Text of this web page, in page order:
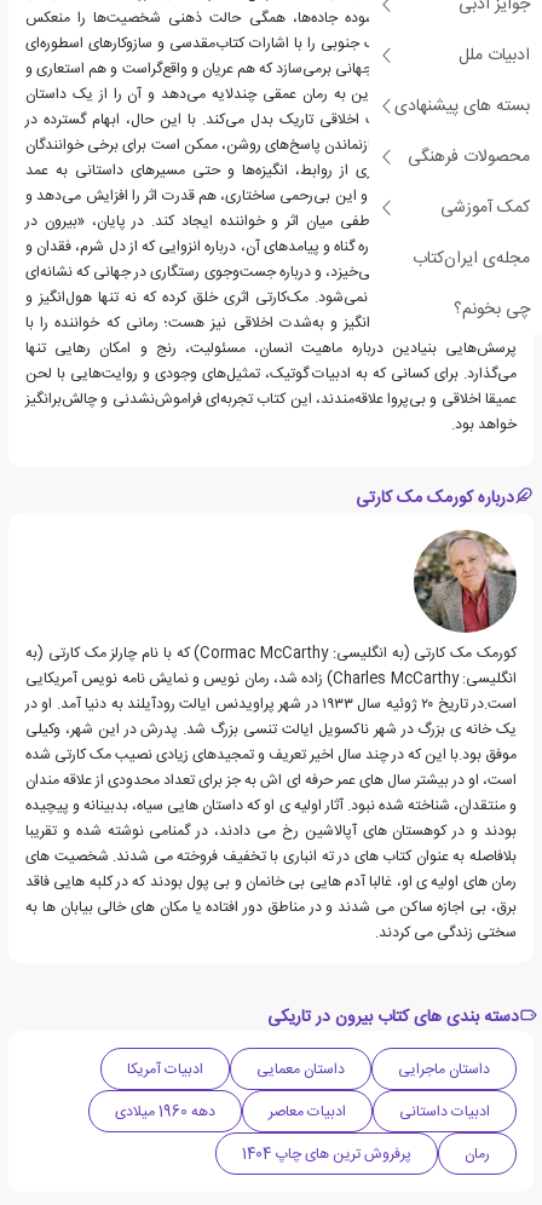
ادبیات ملل
بسته های پیشنهادی
محصولات فرهنگی
کمک آموزشی
مجله‌ی ایران‌کتاب
چی بخونم؟
خاموش و مسیرهای فرسوده جاده‌ها، همگی حالت ذهنی شخصیت‌ها را منعکس
می‌سازند. او عناصر گوتیک جنوبی را با اشارات کتاب‌مقدسی و سازوکارهای اسطوره‌ای
پیوند می‌زند و در نتیجه جهانی برمی‌سازد که هم عریان و واقع‌گراست و هم استعاری و
اسطوره‌ای. این زبان نمادین به رمان عمقی چندلایه می‌دهد و آن را از یک داستان
صرف، به نوعی سرگذشت اخلاقی تاریک بدل می‌کند. با این حال، ابهام گسترده در
سرنوشت شخصیت‌ها و بازنماندن پاسخ‌های روشن، ممکن است برای برخی خوانندگان
چالش‌برانگیز باشد. بسیاری از روابط، انگیزه‌ها و حتی مسیرهای داستانی به عمد
نیمه‌گشوده رها می‌شوند؛ و این بی‌رحمی ساختاری، هم قدرت اثر را افزایش می‌دهد و
هم می‌تواند فاصله‌ای عاطفی میان اثر و خواننده ایجاد کند. در پایان، «بیرون در
تاریکی» روایتی است درباره گناه و پیامدهای آن، درباره انزوایی که از دل شرم، فقدان و
حقیقت‌های ناپذیرفته برمی‌خیزد، و درباره جست‌وجوی رستگاری در جهانی که نشانه‌ای
از بخشایش در آن دیده نمی‌شود. مک‌کارتی اثری خلق کرده که نه تنها هول‌انگیز و
تاریک است، بلکه تأمل‌برانگیز و به‌شدت اخلاقی نیز هست؛ رمانی که خواننده را با
پرسش‌هایی بنیادین درباره ماهیت انسان، مسئولیت، رنج و امکان رهایی تنها
می‌گذارد. برای کسانی که به ادبیات گوتیک، تمثیل‌های وجودی و روایت‌هایی با لحن
عمیقا اخلاقی و بی‌پروا علاقه‌مندند، این کتاب تجربه‌ای فراموش‌نشدنی و چالش‌برانگیز
خواهد بود.
درباره کورمک مک کارتی
کورمک مک کارتی (به انگلیسی: Cormac McCarthy) که با نام چارلز مک کارتی (به
انگلیسی: Charles McCarthy) زاده شد، رمان نویس و نمایش نامه نویس آمریکایی
است.در تاریخ ۲۰ ژوئیه سال ۱۹۳۳ در شهر پراویدنس ایالت رودآیلند به دنیا آمد. او در
یک خانه ی بزرگ در شهر ناکسویل ایالت تنسی بزرگ شد. پدرش در این شهر، وکیلی
موفق بود.با این که در چند سال اخیر تعریف و تمجیدهای زیادی نصیب مک کارتی شده
است، او در بیشتر سال های عمر حرفه ای اش به جز برای تعداد محدودی از علاقه مندان
و منتقدان، شناخته شده نبود. آثار اولیه ی او که داستان هایی سیاه، بدبینانه و پیچیده
بودند و در کوهستان های آپالاشین رخ می دادند، در گمنامی نوشته شده و تقریبا
بلافاصله به عنوان کتاب های در ته انباری با تخفیف فروخته می شدند. شخصیت های
رمان های اولیه ی او، غالبا آدم هایی بی خانمان و بی پول بودند که در کلبه هایی فاقد
برق، بی اجازه ساکن می شدند و در مناطق دور افتاده یا مکان های خالی بیابان ها به
سختی زندگی می کردند.
دسته بندی های کتاب بیرون در تاریکی
داستان ماجرایی داستان معمایی
ادبیات آمریکا
ادبیات داستانی
ادبیات معاصر
دهه 1960 میلادی
رمان
پرفروش ترین های چاپ 1404